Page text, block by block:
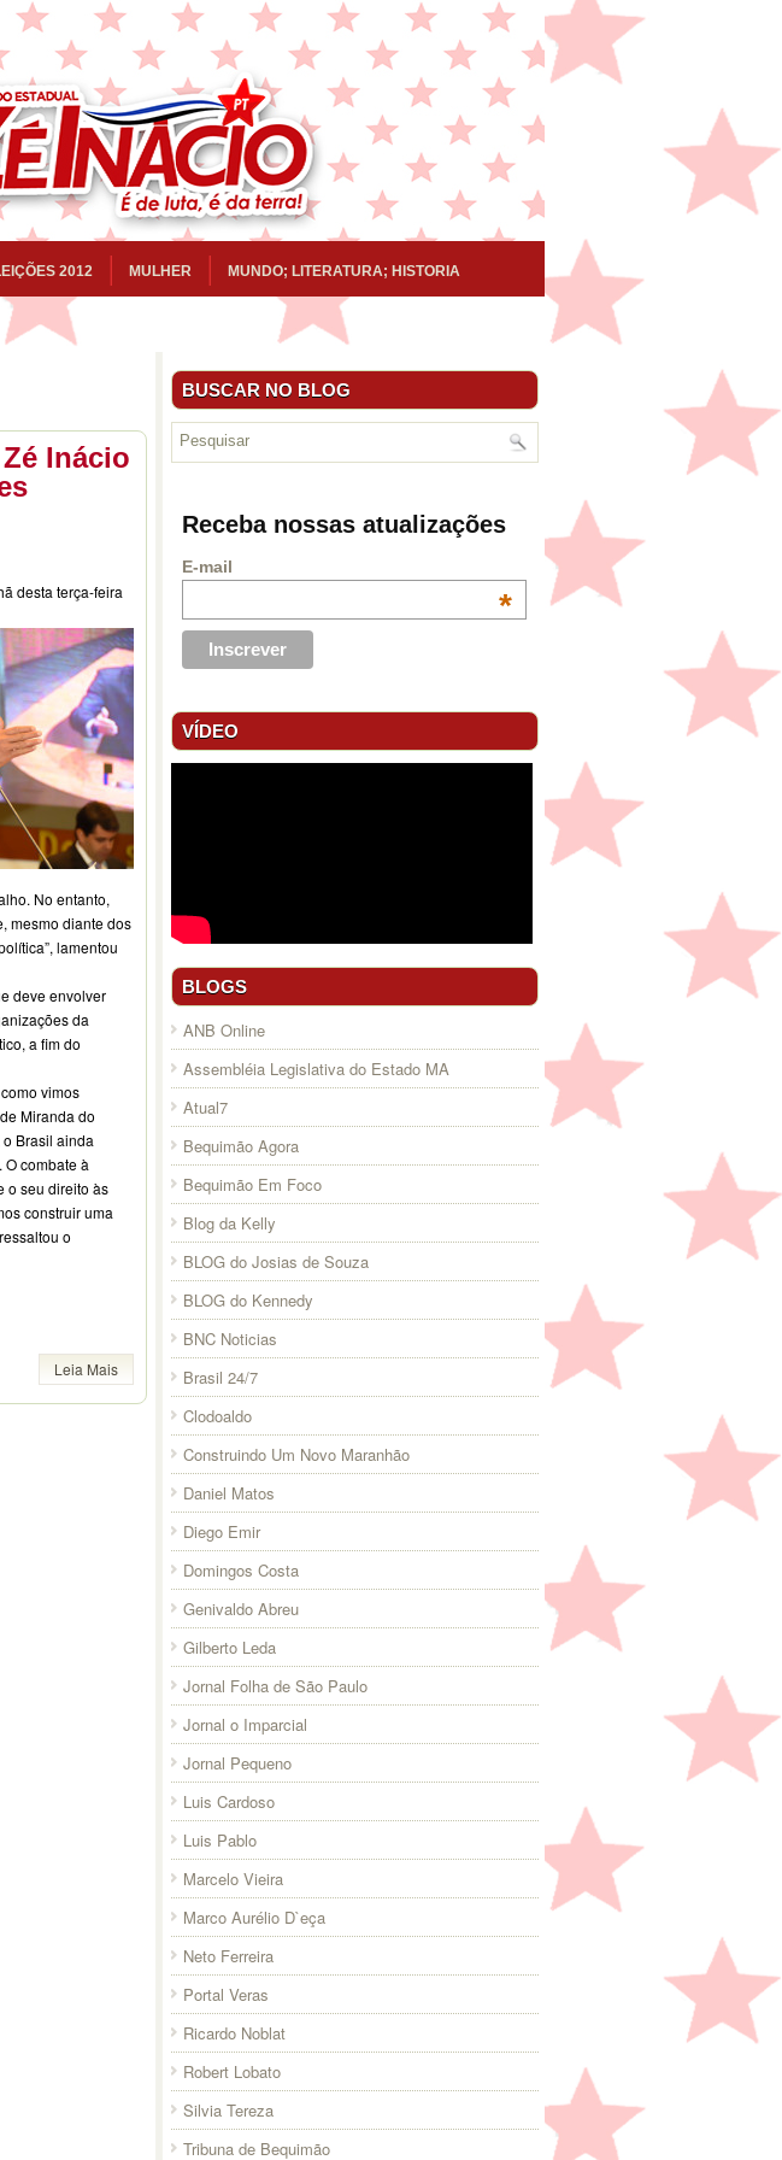
2012 MULHER MUNDO; LITERATURA; HISTORIA
Inácio
desta terça-feira
No entanto,
mesmo diante dos
lamentou
deve envolver
da
a fim do
vimos
Miranda do
Brasil ainda
combate à
o seu direito às
construir uma
o
Leia Mais
BUSCAR NO BLOG
Receba nossas atualizações
E-mail
*
VÍDEO
BLOGS
ANB Online
Assembléia Legislativa do Estado MA
Atual7
Bequimão Agora
Bequimão Em Foco
Blog da Kelly
BLOG do Josias de Souza
BLOG do Kennedy
BNC Noticias
Brasil 24/7
Clodoaldo
Construindo Um Novo Maranhão
Daniel Matos
Diego Emir
Domingos Costa
Genivaldo Abreu
Gilberto Leda
Jornal Folha de São Paulo
Jornal o Imparcial
Jornal Pequeno
Luis Cardoso
Luis Pablo
Marcelo Vieira
Marco Aurélio D`eça
Neto Ferreira
Portal Veras
Ricardo Noblat
Robert Lobato
Silvia Tereza
Tribuna de Bequimão